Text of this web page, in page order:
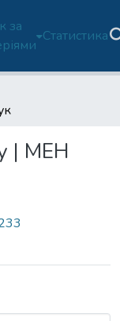
за
Статистика
| МЕН